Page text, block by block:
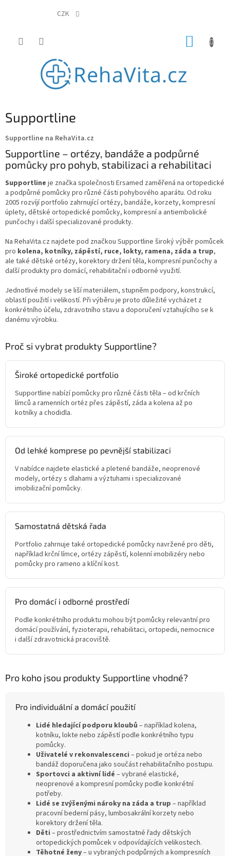
CZK
Supportline
Supportline na RehaVita.cz
Supportline – ortézy, bandáže a podpůrné
pomůcky pro pohyb, stabilizaci a rehabilitaci
Supportline je značka společnosti Ersamed zaměřená na ortopedické
a podpůrné pomůcky pro různé části pohybového aparátu. Od roku
2005 rozvíjí portfolio zahrnující ortézy, bandáže, korzety, kompresní
úplety, dětské ortopedické pomůcky, kompresní a antiembolické
punčochy i další specializované produkty.
Na RehaVita.cz najdete pod značkou Supportline široký výběr pomůcek
pro kolena, kotníky, zápěstí, ruce, lokty, ramena, záda a trup,
ale také dětské ortézy, korektory držení těla, kompresní punčochy a
další produkty pro domácí, rehabilitační i odborné využití.
Jednotlivé modely se liší materiálem, stupněm podpory, konstrukcí,
oblastí použití i velikostí. Při výběru je proto důležité vycházet z
konkrétního účelu, zdravotního stavu a doporučení vztahujícího se k
danému výrobku.
Proč si vybrat produkty Supportline?
Široké ortopedické portfolio
Supportline nabízí pomůcky pro různé části těla – od krčních
límců a ramenních ortéz přes zápěstí, záda a kolena až po
kotníky a chodidla.
Od lehké komprese po pevnější stabilizaci
V nabídce najdete elastické a pletené bandáže, neoprenové
modely, ortézy s dlahami a výztuhami i specializované
imobilizační pomůcky.
Samostatná dětská řada
Portfolio zahrnuje také ortopedické pomůcky navržené pro děti,
například krční límce, ortézy zápěstí, kolenní imobilizéry nebo
pomůcky pro rameno a klíční kost.
Pro domácí i odborné prostředí
Podle konkrétního produktu mohou být pomůcky relevantní pro
domácí používání, fyzioterapii, rehabilitaci, ortopedii, nemocnice
i další zdravotnická pracoviště.
Pro koho jsou produkty Supportline vhodné?
Pro individuální a domácí použití
Lidé hledající podporu kloubů – například kolena,
kotníku, lokte nebo zápěstí podle konkrétního typu
pomůcky.
Uživatelé v rekonvalescenci – pokud je ortéza nebo
bandáž doporučena jako součást rehabilitačního postupu.
Sportovci a aktivní lidé – vybrané elastické,
neoprenové a kompresní pomůcky podle konkrétní
potřeby.
Lidé se zvýšenými nároky na záda a trup – například
pracovní bederní pásy, lumbosakrální korzety nebo
korektory držení těla.
Děti – prostřednictvím samostatné řady dětských
ortopedických pomůcek v odpovídajících velikostech.
Těhotné ženy– u vybraných podpůrných a kompresních